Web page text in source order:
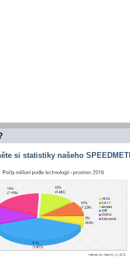
si statistiky našeho